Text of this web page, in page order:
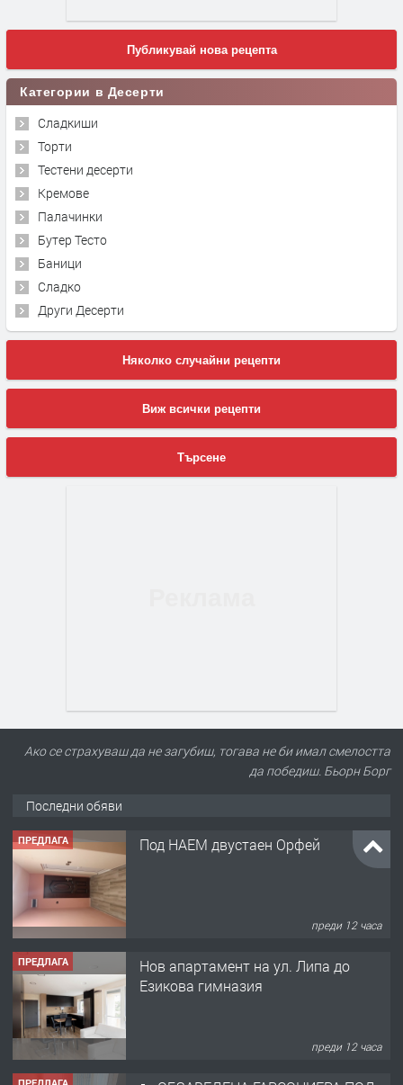
Публикувай нова рецепта
Категории в Десерти
Сладкиши
Торти
Тестени десерти
Кремове
Палачинки
Бутер Тесто
Баници
Сладко
Други Десерти
Няколко случайни рецепти
Виж всички рецепти
Търсене
Ако се страхуваш да не загубиш, тогава не би имал смелостта
да победиш. Бьорн Борг
Последни обяви
ПРЕДЛАГА Под НАЕМ двустаен Орфей
преди 12 часа
ПРЕДЛАГА
Нов апартамент на ул. Липа до
Езикова гимназия
преди 12 часа